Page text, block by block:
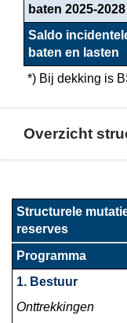
baten 2025-2028
Saldo
baten en lasten
*) Bij dekking is
Overzicht
naar
Het
overzicht
baten
Structurele
reserves
Programma
1. Bestuur
Onttrekkingen